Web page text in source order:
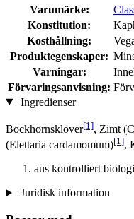
Varumärke:
Konstitution:
Kosthållning:
Produktegenskaper:
Varningar:
Förvaringsanvisning:
Ingredienser
Bockhornsklöver[1], Zimt
(Elettaria cardamomum)[1],
aus kontrolliert
Juridisk information